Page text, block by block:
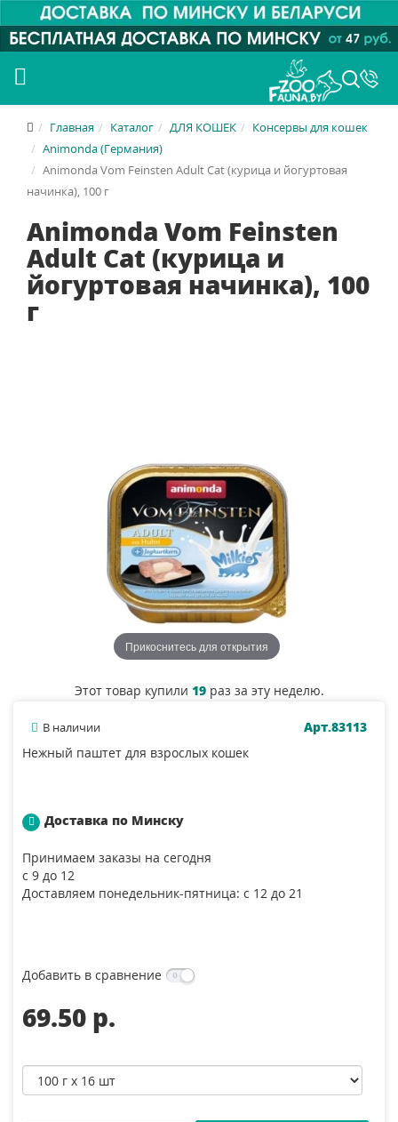
Главная Каталог ДЛЯ КОШЕК
Консервы для кошек
Animonda (Германия)
Animonda Vom Feinsten Adult Cat (курица и йогуртовая
начинка), 100 г
Animonda Vom Feinsten
Adult Cat (курица и
йогуртовая начинка), 100
г
Прикоснитесь для открытия
Этот товар купили 19раз за эту неделю.
В наличии
Арт.83113
Нежный паштет для взрослых кошек
Доставка по Минску
Принимаем заказы на сегодня
с 9 до 12
Доставляем понедельник-пятница: с 12 до 21
Добавить в сравнение
69.50 p.